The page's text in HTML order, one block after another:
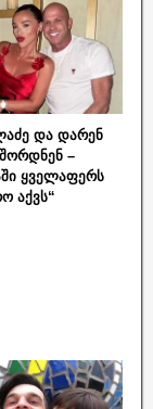
და დარენ
–
ყველაფერს
აქვს“